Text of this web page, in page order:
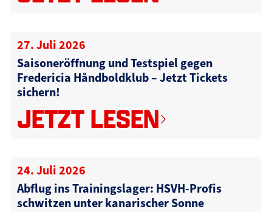
27. Juli 2026
Saisoneröffnung und Testspiel gegen
Fredericia Håndboldklub – Jetzt Tickets
sichern!
JETZT LESEN
24. Juli 2026
Abflug ins Trainingslager: HSVH-Profis
schwitzen unter kanarischer Sonne